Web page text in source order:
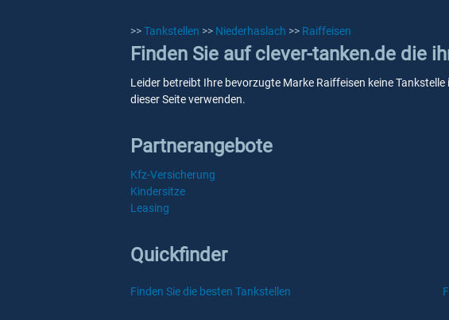
>>Tankstellen >> Niederhaslach >> Raiffeisen
Finden Sie auf clever-tanken.de die
Leider betreibt Ihre bevorzugte Marke Raiffeisen keine
dieser Seite verwenden.
Partnerangebote
Kfz-Versicherung
Kindersitze
Leasing
Quickfinder
Finden Sie die besten Tankstellen